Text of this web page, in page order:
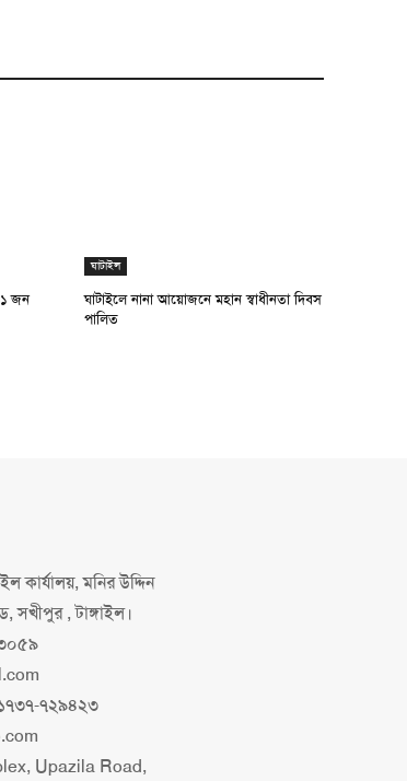
জন
ঘাটাইল
ঘাটাইলে নানা আয়োজনে মহান স্বাধীনতা দিবস
পালিত
কার্যালয়, মনির উদ্দিন
সখীপুর , টাঙ্গাইল।
৭২৯৪২৩
Upazila Road,